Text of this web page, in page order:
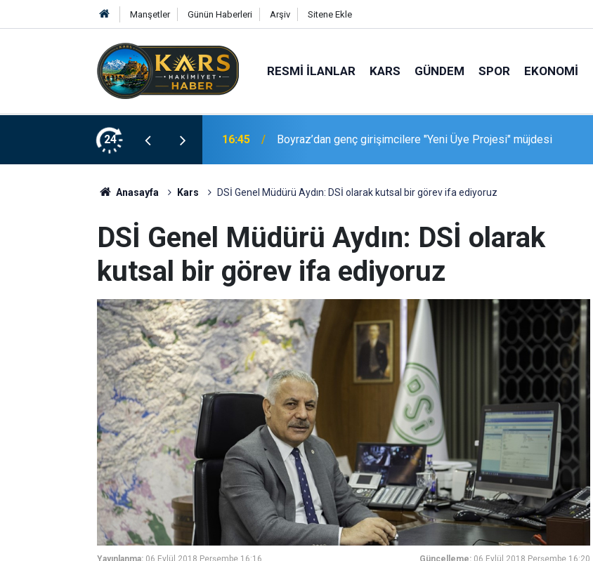
Manşetler Günün Haberleri Arşiv Sitene Ekle
RESMI İLANLAR KARS GÜNDEM SPOR EKONOMI
24
Üye Projesi" müjdesi 16:37 Palandöken Geçidi’nde feci kaza: 150 metrelik uçuruma yuvarlandı
Anasayfa Kars DSİ Genel Müdürü Aydın: DSİ olarak kutsal bir görev ifa ediyoruz
DSİ Genel Müdürü Aydın: DSİ olarak
kutsal bir görev ifa ediyoruz
Yayınlanma: 06 Eylül 2018 Perşembe 16:16 Güncelleme: 06 Eylül 2018 Perşembe 16:20